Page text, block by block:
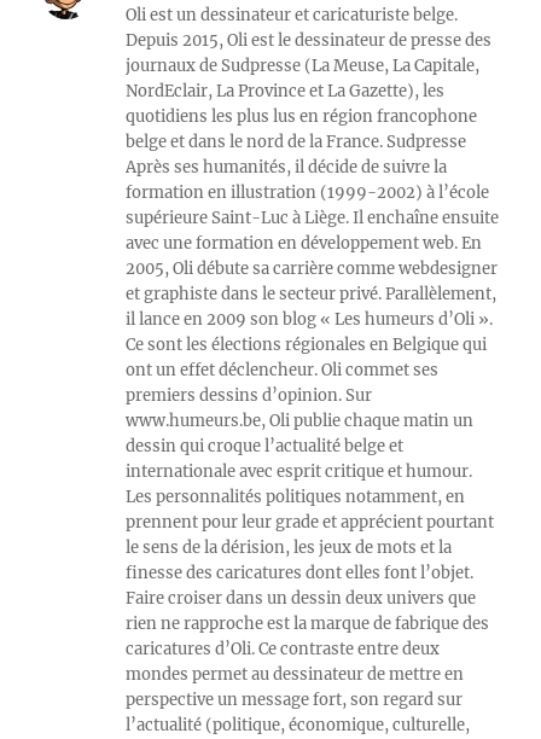
Oli est un dessinateur et caricaturiste belge.
Depuis 2015, Oli est le dessinateur de presse des
journaux de Sudpresse (La Meuse, La Capitale,
NordEclair, La Province et La Gazette), les
quotidiens les plus lus en région francophone
belge et dans le nord de la France. Sudpresse
Après ses humanités, il décide de suivre la
formation en illustration (1999-2002) à l’école
supérieure Saint-Luc à Liège. Il enchaîne ensuite
avec une formation en développement web. En
2005, Oli débute sa carrière comme webdesigner
et graphiste dans le secteur privé. Parallèlement,
il lance en 2009 son blog « Les humeurs d’Oli ».
Ce sont les élections régionales en Belgique qui
ont un effet déclencheur. Oli commet ses
premiers dessins d’opinion. Sur
www.humeurs.be, Oli publie chaque matin un
dessin qui croque l’actualité belge et
internationale avec esprit critique et humour.
Les personnalités politiques notamment, en
prennent pour leur grade et apprécient pourtant
le sens de la dérision, les jeux de mots et la
finesse des caricatures dont elles font l’objet.
Faire croiser dans un dessin deux univers que
rien ne rapproche est la marque de fabrique des
caricatures d’Oli. Ce contraste entre deux
mondes permet au dessinateur de mettre en
perspective un message fort, son regard sur
l’actualité (politique, économique, culturelle,